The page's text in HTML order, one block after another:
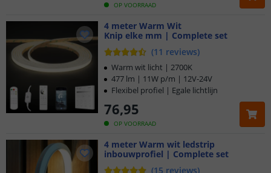
OP VOORRAAD
4 meter Warm Wit
Knip elke mm | Complete set
(11 reviews)
OP VOORRAAD
76,95
Warm wit licht | 2700K
477 lm | 11W p/m | 12V-24V
Flexibel profiel | Egale lichtlijn
4 meter Warm wit ledstrip
inbouwprofiel | Complete set
(15 reviews)